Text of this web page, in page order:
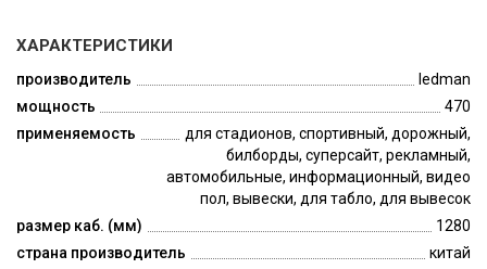
ХАРАКТЕРИСТИКИ
производитель
ledman
мощность
470
применяемость
для стадионов, спортивный, дорожный,
билборды, суперсайт, рекламный,
автомобильные, информационный, видео
пол, вывески, для табло, для вывесок
размер каб. (мм)
1280
страна производитель
китай